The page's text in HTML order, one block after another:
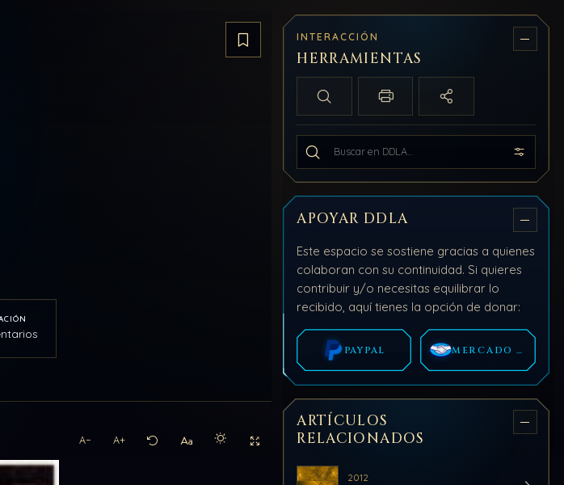
Guardar artículo
A− A+
Activar modo claro de lectura
Sin distracciones
INTERACCIÓN
HERRAMIENTAS
Búsqueda localImprimir / PDFCompartir
Buscar en todo DDLA
APOYAR DDLA
Este espacio se sostiene gracias a quienes
colaboran con su continuidad. Si quieres
contribuir y/o necesitas equilibrar lo
recibido, aquí tienes la opción de donar:
PAYPAL MERCADO PAGO
ARTÍCULOS
RELACIONADOS
2012